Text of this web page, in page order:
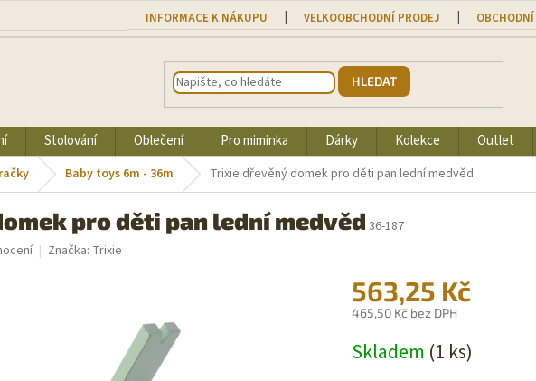
INFORMACE K NÁKUPU VELKOOBCHODNÍ PRODEJ OBCHODNÍ
HLEDAT
Stolování Oblečení Pro miminka Dárky Kolekce Outlet
Baby toys 6m - 36m Trixie dřevěný domek pro děti pan lední medvěd
pro děti pan lední medvěd 36-187
Značka: Trixie
563,25 Kč
465,50 Kč bez DPH
cena:
Skladem (1 ks)